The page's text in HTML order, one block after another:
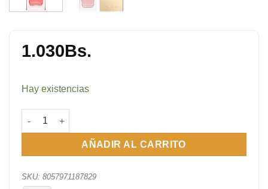
1.030Bs.
Hay existencias
Q Intense 100 ml cantidad
AÑADIR AL CARRITO
SKU: 8057971187829